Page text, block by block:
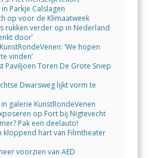
Parkje Calslagen
op voor de Klimaatweek
rukken verder op in Nederland
door’
‘We hopen
vinden’
Paviljoen Toren De Grote Sniep
Dwarsweg lijkt vorm te
galerie KunstRondeVenen
op Fort bij Nigtevecht
Pak een deelauto!
kloppend hart van Filmtheater
voorzien van AED